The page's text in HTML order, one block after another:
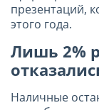
презентаций,
этого года.
Лишь 2%
Наличные